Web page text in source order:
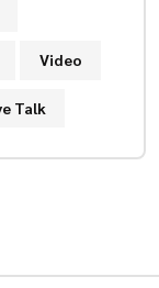
Video
Talk